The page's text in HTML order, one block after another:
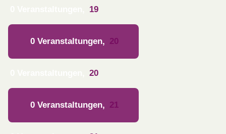
19
0 Veranstaltungen, 20
20
0 Veranstaltungen, 21